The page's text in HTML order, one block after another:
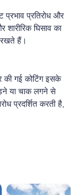
प्रभाव प्रतिरोध और
शारीरिक घिसाव का
हैं।
गई कोटिंग इसके
या चाक लगने से
प्रदर्शित करती है,